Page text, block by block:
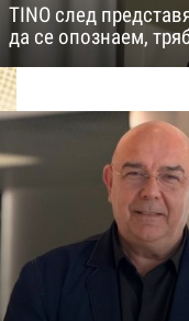
TINO след
да се опознаем,